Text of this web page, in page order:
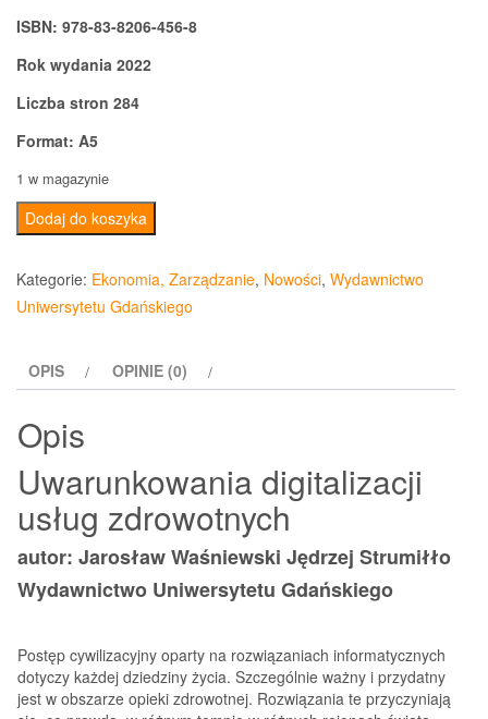
ISBN: 978-83-8206-456-8
Rok wydania 2022
Liczba stron 284
Format: A5
1 w magazynie
ilość
Uwarunkowania
digitalizacji
usług
zdrowotnych
Dodaj do koszyka
Kategorie: Ekonomia, Zarządzanie, Nowości, Wydawnictwo
Uniwersytetu Gdańskiego
OPIS OPINIE (0)
Opis
Uwarunkowania digitalizacji
usług zdrowotnych
autor: Jarosław Waśniewski Jędrzej Strumiłło
Wydawnictwo Uniwersytetu Gdańskiego
Postęp cywilizacyjny oparty na rozwiązaniach informatycznych
dotyczy każdej dziedziny życia. Szczególnie ważny i przydatny
jest w obszarze opieki zdrowotnej. Rozwiązania te przyczyniają